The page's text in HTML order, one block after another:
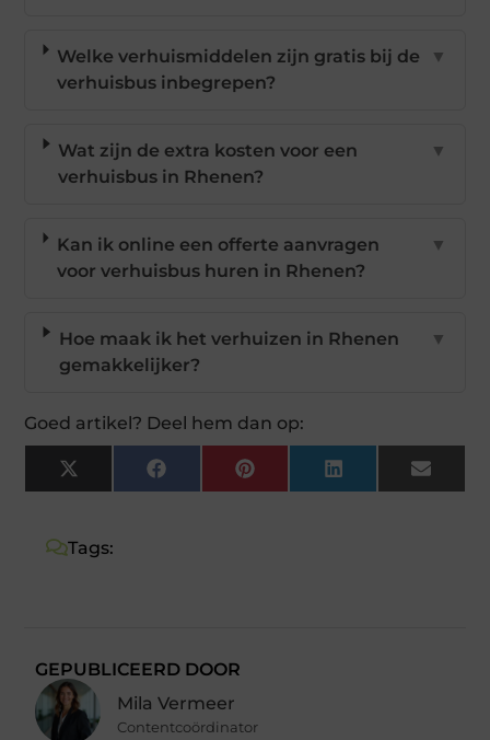
Welke verhuismiddelen zijn gratis bij de
verhuisbus inbegrepen?
▼
Wat zijn de extra kosten voor een
verhuisbus in Rhenen?
▼
Kan ik online een offerte aanvragen
voor verhuisbus huren in Rhenen?
▼
Hoe maak ik het verhuizen in Rhenen
gemakkelijker?
▼
Goed artikel? Deel hem dan op:
X
(Twitter)
FacebookPinterestLinkedIn Email
Tags:
GEPUBLICEERD DOOR
Mila Vermeer
Contentcoördinator